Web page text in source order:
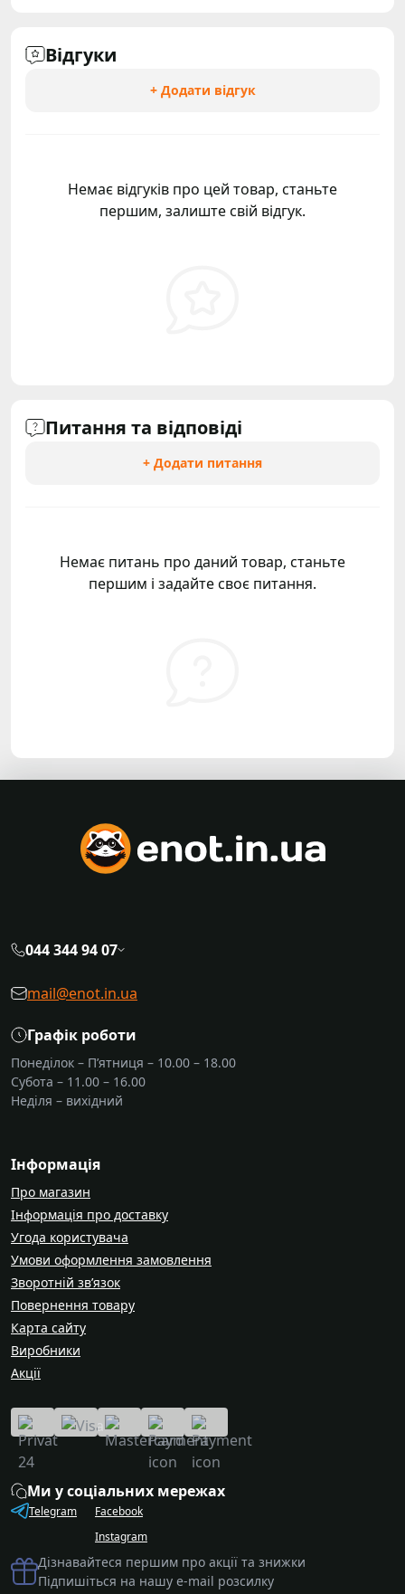
Відгуки
+ Додати відгук
Немає відгуків про цей товар, станьте
першим, залиште свій відгук.
Питання та відповіді
+ Додати питання
Немає питань про даний товар, станьте
першим і задайте своє питання.
044 344 94 07
mail@enot.in.ua
Графік роботи
Понеділок – П’ятниця – 10.00 – 18.00
Субота – 11.00 – 16.00
Неділя – вихідний
Інформація
Про магазин
Інформація про доставку
Угода користувача
Умови оформлення замовлення
Зворотній зв’язок
Повернення товару
Карта сайту
Виробники
Акції
Ми у соціальних мережах
Telegram
Facebook
Instagram
Дізнавайтеся першим про акції та знижки
Підпишіться на нашу e-mail розсилку